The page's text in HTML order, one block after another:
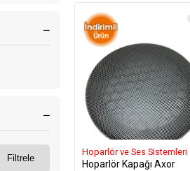
Filtrele
Hoparlör ve Ses Sistemleri
Hoparlör Kapağı Axor